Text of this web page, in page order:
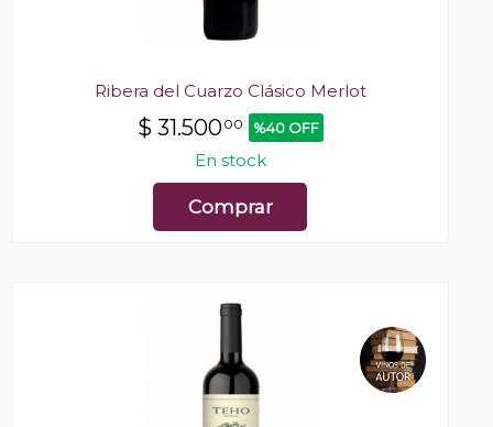
Ribera del Cuarzo Clásico Merlot
$ 31.50000 %40 OFF
En stock
Comprar